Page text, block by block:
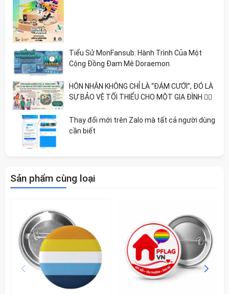
Tiểu Sử MonFansub: Hành Trình Của Một
Cộng Đồng Đam Mê Doraemon
HÔN NHÂN KHÔNG CHỈ LÀ “ĐÁM CƯỚI”, ĐÓ LÀ
SỰ BẢO VỆ TỐI THIỂU CHO MỘT GIA ĐÌNH 🏳️‍🌈
Thay đổi mới trên Zalo mà tất cả người dùng
cần biết
Sản phẩm cùng loại